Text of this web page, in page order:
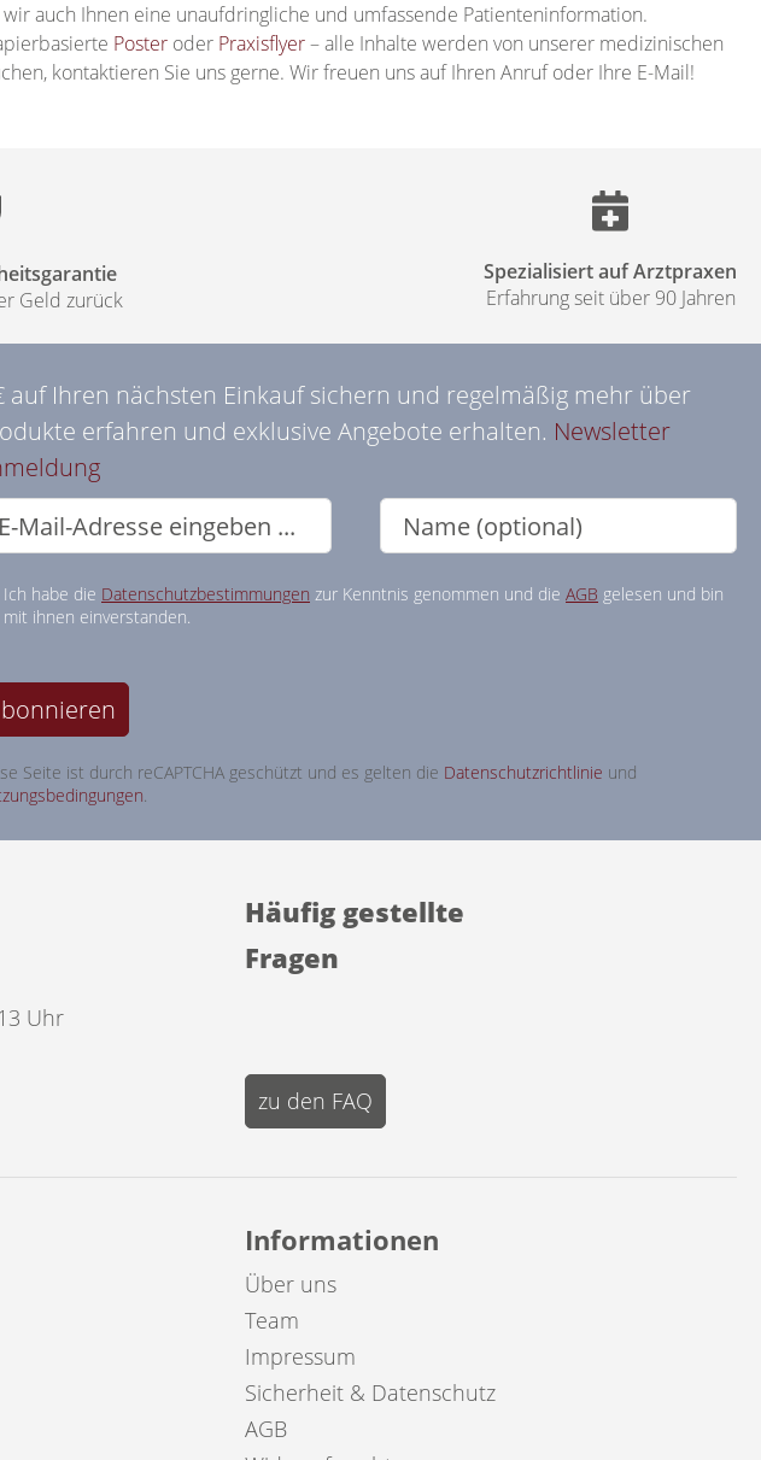
auch Ihnen eine unaufdringliche und umfassende Patienteninformation.
Posteroder Praxisflyer– alle Inhalte werden von unserer medizinischen
kontaktieren Sie uns gerne. Wir freuen uns auf Ihren Anruf oder Ihre E-Mail!
Geld zurück
Spezialisiert auf Arztpraxen
Erfahrung seit über 90 Jahren
auf Ihren nächsten Einkauf sichern und regelmäßig mehr über
erfahren und exklusive Angebote erhalten. Newsletter
Ich habe die Datenschutzbestimmungen zur Kenntnis genommen und die AGB gelesen und bin
mit ihnen einverstanden.
Seite ist durch reCAPTCHA geschützt und es gelten die Datenschutzrichtlinie und
.
Uhr
Häufig gestellte
Fragen
zu den FAQ
Informationen
Über uns
Team
Impressum
Sicherheit & Datenschutz
AGB